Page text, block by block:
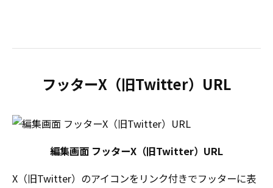
フッターX（旧Twitter）URL
編集画面 フッターX（旧Twitter）URL
X（旧Twitter）のアイコンをリンク付きでフッターに表